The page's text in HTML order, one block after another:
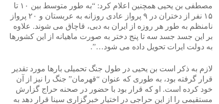
مصطفی بن یحیی همچنین اعلام کرد: “به طور متوسط بین ۱۰ تا
۱۵ نفر از دختران در ۹ پرواز عادی روزانه به عربستان و ۲۰ پرواز
نامنظم به طور هر روزه از ایران به دبی، قاچاق می شوند. علاوه
بر این جسد جسد سه تا پنج دختر به صورت ماهیانه از این کشورها
به دولت ایرات تحویل داده می شود…”.
لازم به ذکر است بن یحیی در طول جنگ تحمیلی بارها مورد تقدیر
قرار گرفته بود، به طوری که عنوان “قهرمان” جنگ را نیز از آن
خود کرده است. او که قرار بود با حضور در صحنه حراج گزارش
مستقیمی را از این حراجی در اختیار خبرگزاری سینا قرار دهد به